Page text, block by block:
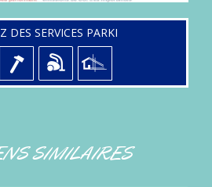
DES SERVICES PARKI
SIMILAIRES